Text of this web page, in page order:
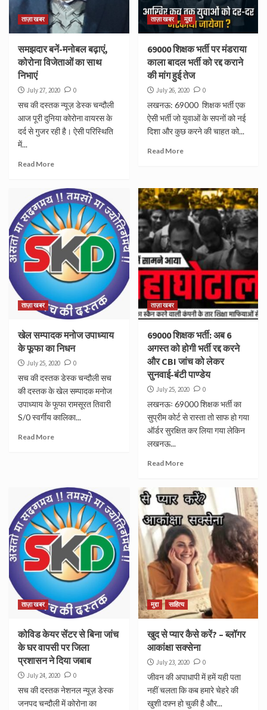
ताज़ा खबर
समझदार बनें-मनोबल बढ़ाएं,
कोरोना विजेताओं का साथ
निभाएं
July 27, 2020 0
सच की दस्तक न्यूज़ डेस्क चन्दौली
आज पूरी दुनिया कोरोना वायरस के
दर्द से गुजर रही है। ऐसी परिस्थिति
में...
Read More
ताज़ा खबर मुद्दा
69000 शिक्षक भर्ती पर मंडराया
काला बादल भर्ती को रद्द कराने
की मांग हुई तेज
July 26, 2020 0
लखनऊ: 69000 शिक्षक भर्ती एक
ऐसी भर्ती जो युवाओं के सपनों को नई
दिशा और कुछ करने की चाहत को...
Read More
ताज़ा खबर
खेल सम्पादक मनोज उपाध्याय
के फूफा का निधन
July 25, 2020 0
सच की दस्तक डेस्क चन्दौली सच
की दस्तक के खेल सम्पादक मनोज
उपाध्याय के फूफा रामसूरत तिवारी
S/0 स्वर्गीय कालिका...
Read More
ताज़ा खबर
69000 शिक्षक भर्ती: अब 6
अगस्त को होगी भर्ती रद्द करने
और CBI जांच को लेकर
सुनवाई-बंटी पाण्डेय
July 25, 2020 0
लखनऊः 69000 शिक्षक भर्ती का
सुप्रीम कोर्ट से रास्ता तो साफ हो गया
ऑर्डर सुरक्षित कर लिया गया लेकिन
लखनऊ...
Read More
ताज़ा खबर
कोविड केयर सेंटर से बिना जांच
के घर वापसी पर जिला
प्रशासन ने दिया जबाब
July 24, 2020 0
सच की दस्तक नेशनल न्यूज़ डेस्क
जनपद चन्दौली में कोरोना का
मुद्दा साहित्य
खुद से प्यार कैसे करें? – ब्लॉगर
आकांक्षा सक्सेना
July 23, 2020 0
जीवन की अपाधापी में हमें यही पता
नहीं चलता कि कब हमारे चेहरे की
खुशी दफ़्न हो चुकी है और...